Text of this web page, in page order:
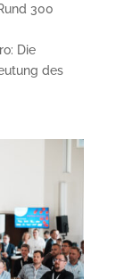
300
Die
des